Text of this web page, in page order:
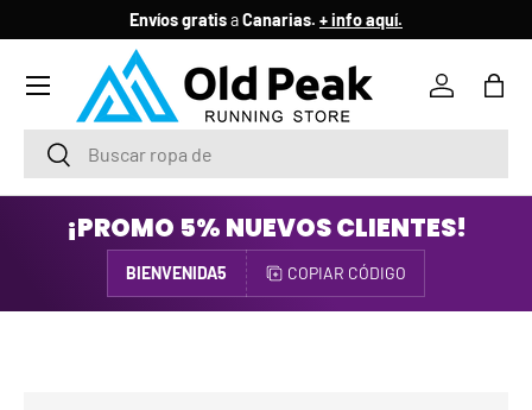
IR AL CONTENIDO
Envíos gratisaCanarias. + info aquí.
BuscarBuscar
Iniciar
Menú
¡PROMO 5% NUEVOS CLIENTES!
BIENVENIDA5 COPIAR CÓDIGO